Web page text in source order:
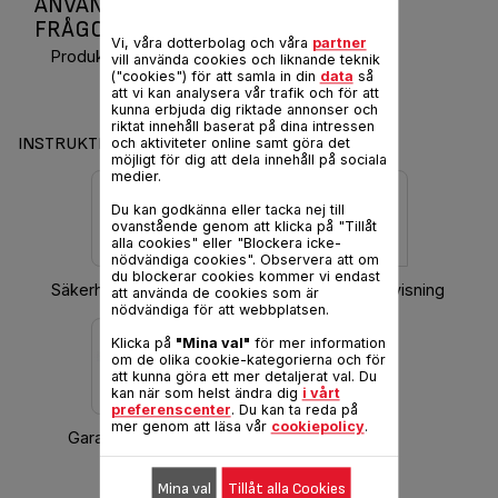
FRÅGOR ULTRACOMPACT 600
Produktkod :GC300117
INSTRUKTIONER & GARANTI
Säkerhetsinstruktioner Hämta bruksanvisning
Garantiinformation
Vi, våra dotterbolag och våra partner
vill använda cookies och liknande teknik
("cookies") för att samla in din data så
att vi kan analysera vår trafik och för att
kunna erbjuda dig riktade annonser och
riktat innehåll baserat på dina intressen
och aktiviteter online samt göra det
möjligt för dig att dela innehåll på sociala
medier.
Du kan godkänna eller tacka nej till
ovanstående genom att klicka på "Tillåt
alla cookies" eller "Blockera icke-
nödvändiga cookies". Observera att om
du blockerar cookies kommer vi endast
att använda de cookies som är
nödvändiga för att webbplatsen.
Klicka på "Mina val" för mer information
om de olika cookie-kategorierna och för
att kunna göra ett mer detaljerat val. Du
kan när som helst ändra dig i vårt
preferenscenter. Du kan ta reda på
mer genom att läsa vår cookiepolicy.
Mina val Tillåt alla Cookies